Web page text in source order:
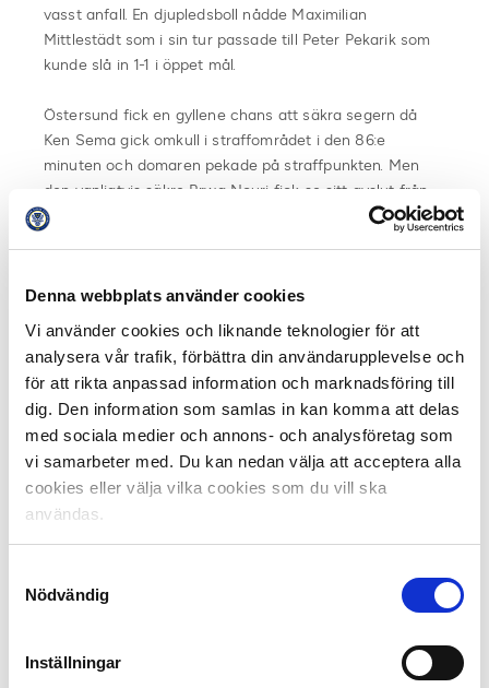
Denna webbplats använder cookies
Vi använder cookies och liknande teknologier för att
analysera vår trafik, förbättra din användarupplevelse och
för att rikta anpassad information och marknadsföring till
dig. Den information som samlas in kan komma att delas
med sociala medier och annons- och analysföretag som
vi samarbeter med. Du kan nedan välja att acceptera alla
cookies eller välja vilka cookies som du vill ska
användas.
Nödvändig
Inställningar
vasst anfall. En djupledsboll nådde Maximilian
Mittlestädt som i sin tur passade till Peter Pekarik som
kunde slå in 1-1 i öppet mål.
Östersund fick en gyllene chans att säkra segern då
Ken Sema gick omkull i straffområdet i den 86:e
minuten och domaren pekade på straffpunkten. Men
den vanligtvis säkre Brwa Nouri fick se sitt avslut från
elva meter räddat av Jonathan Klinsmann i
Att Athletic Club vann borta mot Zorya Luhansk
Östersund hamnar på elva poäng i gruppen, men
spanjorerna tar förstaplatsen på regeln om inbördes
möten.
Totalt blev det elva poäng för Östersund i gruppen,
fördelat på tre segrar, två oavgjorda och en förlust.
Poäng som också varit värdefulla för Allsvenskan på
UEFA:s ranking i Europa.
december.
Dela på Twitter